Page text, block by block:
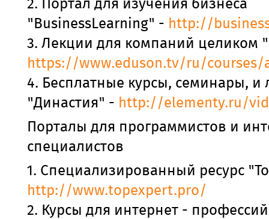
2. Портал для изучения бизнеса
"BusinessLearning" - http://
3. Лекции для компаний целиком
https://www.eduson.tv/ru/courses/
4. Бесплатные курсы, семинары, и
"Династия" - http://elementy.ru/
Порталы для программистов и
специалистов
1. Специализированный ресурс
http://www.topexpert.pro/
2. Курсы для интернет -